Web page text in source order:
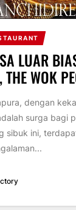
LUAR
WOK
dengan
surga bagi
sibuk ini,